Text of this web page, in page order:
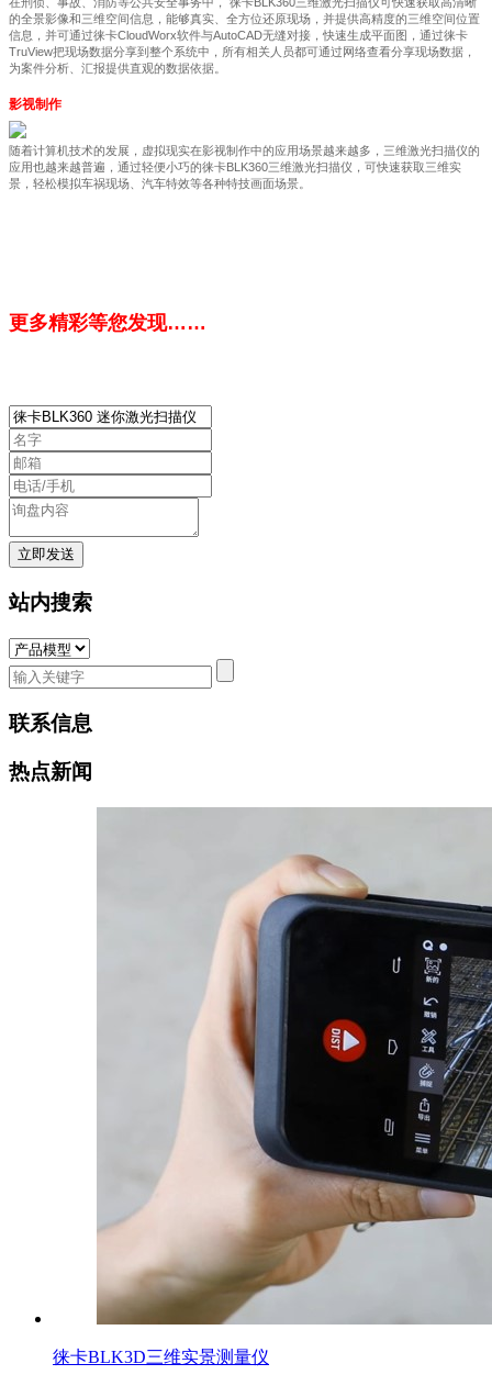
在刑侦、事故、消防等公共安全事务中， 徕卡BLK360三维激光扫描仪可快速获取高清晰
的全景影像和三维空间信息，能够真实、全方位还原现场，并提供高精度的三维空间位置
信息，并可通过徕卡CloudWorx软件与AutoCAD无缝对接，快速生成平面图，通过徕卡
TruView把现场数据分享到整个系统中，所有相关人员都可通过网络查看分享现场数据，
为案件分析、汇报提供直观的数据依据。
影视制作
随着计算机技术的发展，虚拟现实在影视制作中的应用场景越来越多，三维激光扫描仪的
应用也越来越普遍，通过轻便小巧的徕卡BLK360三维激光扫描仪，可快速获取三维实
景，轻松模拟车祸现场、汽车特效等各种特技画面场景。
更多精彩等您发现……
站内搜索
联系信息
热点新闻
徕卡BLK3D三维实景测量仪